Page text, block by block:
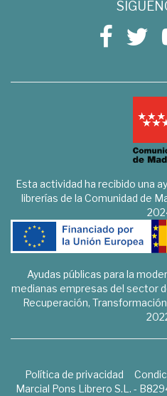
Esta actividad ha recibido una
librerías de la Comunidad de
Ayudas públicas para la
medianas empresas del sector
Recuperación,
Política de privacidad
Marcial Pons Librero S.L. -